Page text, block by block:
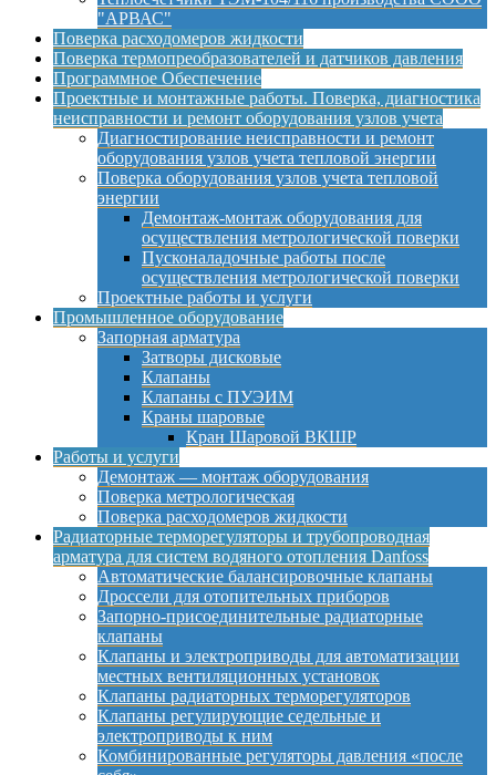
"АРВАС"
Поверка расходомеров жидкости
Поверка термопреобразователей и датчиков давления
Программное Обеспечение
Проектные и монтажные работы. Поверка, диагностика
неисправности и ремонт оборудования узлов учета
Диагностирование неисправности и ремонт
оборудования узлов учета тепловой энергии
Поверка оборудования узлов учета тепловой
энергии
Демонтаж-монтаж оборудования для
осуществления метрологической поверки
Пусконаладочные работы после
осуществления метрологической поверки
Проектные работы и услуги
Промышленное оборудование
Запорная арматура
Затворы дисковые
Клапаны
Клапаны с ПУЭИМ
Краны шаровые
Кран Шаровой ВКШР
Работы и услуги
Демонтаж — монтаж оборудования
Поверка метрологическая
Поверка расходомеров жидкости
Радиаторные терморегуляторы и трубопроводная
арматура для систем водяного отопления Danfoss
Автоматические балансировочные клапаны
Дроссели для отопительных приборов
Запорно-присоединительные радиаторные
клапаны
Клапаны и электроприводы для автоматизации
местных вентиляционных установок
Клапаны радиаторных терморегуляторов
Клапаны регулирующие седельные и
электроприводы к ним
Комбинированные регуляторы давления «после